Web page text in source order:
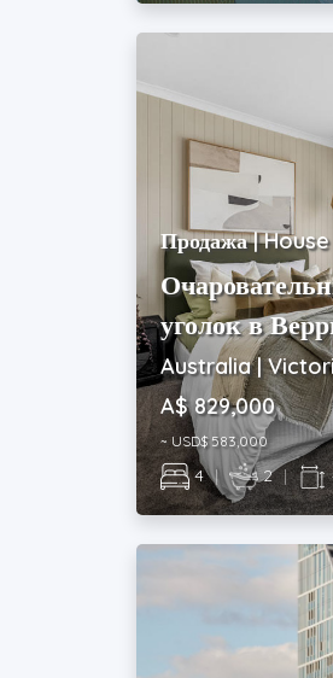
Продажа | House
уголок в
Australia |
A$ 829,000
~ USD$ 583,000
4 | 2 |